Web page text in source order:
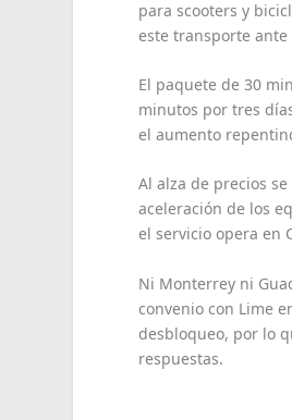
para scooters y
este transporte
El paquete de 30
minutos por tres
el aumento
Al alza de precios
aceleración de los
el servicio opera en
Ni Monterrey ni
convenio con Lime
desbloqueo, por lo
respuestas.